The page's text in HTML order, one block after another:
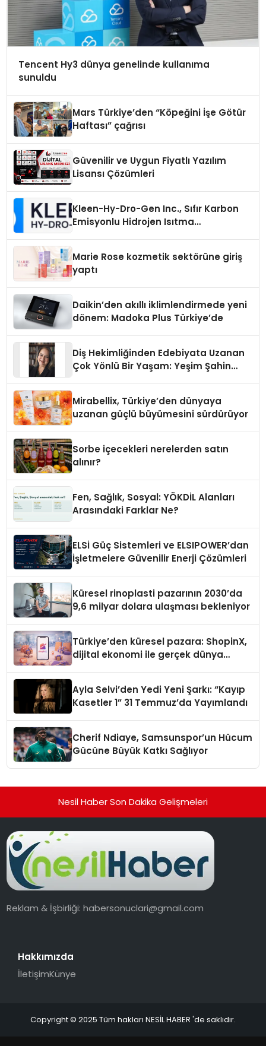
Tencent Hy3 dünya genelinde kullanıma
sunuldu
Mars Türkiye’den “Köpeğini İşe Götür
Haftası” çağrısı
Güvenilir ve Uygun Fiyatlı Yazılım
Lisansı Çözümleri
Kleen-Hy-Dro-Gen Inc., Sıfır Karbon
Emisyonlu Hidrojen Isıtma
Marie Rose kozmetik sektörüne giriş
yaptı
Daikin’den akıllı iklimlendirmede yeni
dönem: Madoka Plus Türkiye’de
Diş Hekimliğinden Edebiyata Uzanan
Çok Yönlü Bir Yaşam: Yeşim Şahin
Mirabellix, Türkiye’den dünyaya
uzanan güçlü büyümesini sürdürüyor
Sorbe içecekleri nerelerden satın
alınır?
Fen, Sağlık, Sosyal: YÖKDİL Alanları
Arasındaki Farklar Ne?
ELSİ Güç Sistemleri ve ELSIPOWER’dan
İşletmelere Güvenilir Enerji Çözümleri
Küresel rinoplasti pazarının 2030’da
9,6 milyar dolara ulaşması bekleniyor
Türkiye’den küresel pazara: ShopinX,
dijital ekonomi ile gerçek dünya
Ayla Selvi’den Yedi Yeni Şarkı: “Kayıp
Kasetler 1” 31 Temmuz’da Yayımlandı
Cherif Ndiaye, Samsunspor’un Hücum
Gücüne Büyük Katkı Sağlıyor
Nesil Haber Son Dakika Gelişmeleri
Reklam & İşbirliği:habersonuclari@gmail.com
Hakkımızda
İletişimKünye
Copyright © 2025 Tüm hakları NESİL HABER 'de saklıdır.